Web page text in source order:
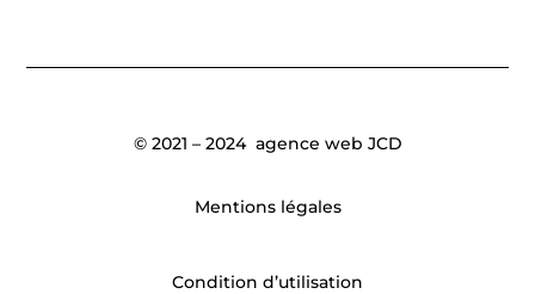
© 2021 – 2024 agence web JCD
Mentions légales
Condition d’utilisation